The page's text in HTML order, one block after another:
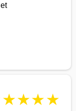
★★★★